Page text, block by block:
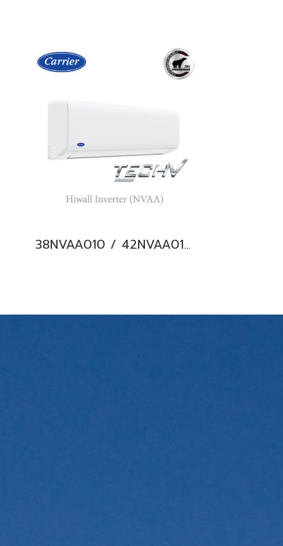
38NVAA010 / 42NVAA010 CARRIER TECH V Hiwall Inverter แอร์แคเรียร์ ติดผนัง น้ำยา R32 9000 BTU. พร้อมบริการติดตั้ง